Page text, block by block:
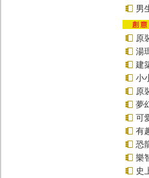
男
原
湯
建
小
原
夢
可
有
恐
樂
史